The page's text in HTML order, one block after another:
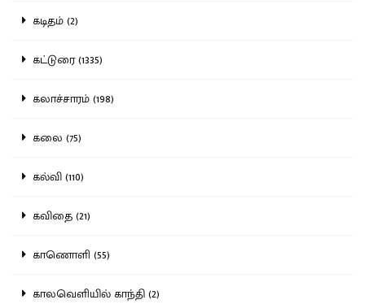
கடிதம் (2)
கட்டுரை (1335)
கலாச்சாரம் (198)
கலை (75)
கல்வி (110)
கவிதை (21)
காணொளி (55)
காலவெளியில் காந்தி (2)